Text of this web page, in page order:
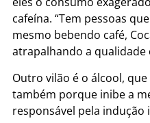
cafeína. “Tem pessoas
mesmo bebendo café,
atrapalhando a qualidade
Outro vilão é o álcool,
também porque inibe a
responsável pela indução